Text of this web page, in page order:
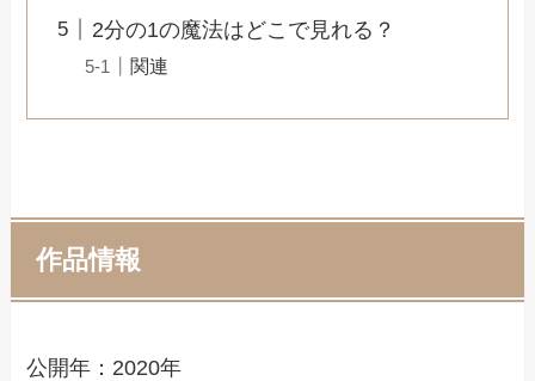
2分の1の魔法はどこで見れる？
関連
作品情報
公開年：2020年